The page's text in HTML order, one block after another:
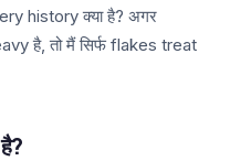
history क्या है? अगर
है, तो मैं सिर्फ flakes treat